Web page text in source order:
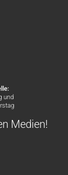
und
Medien!